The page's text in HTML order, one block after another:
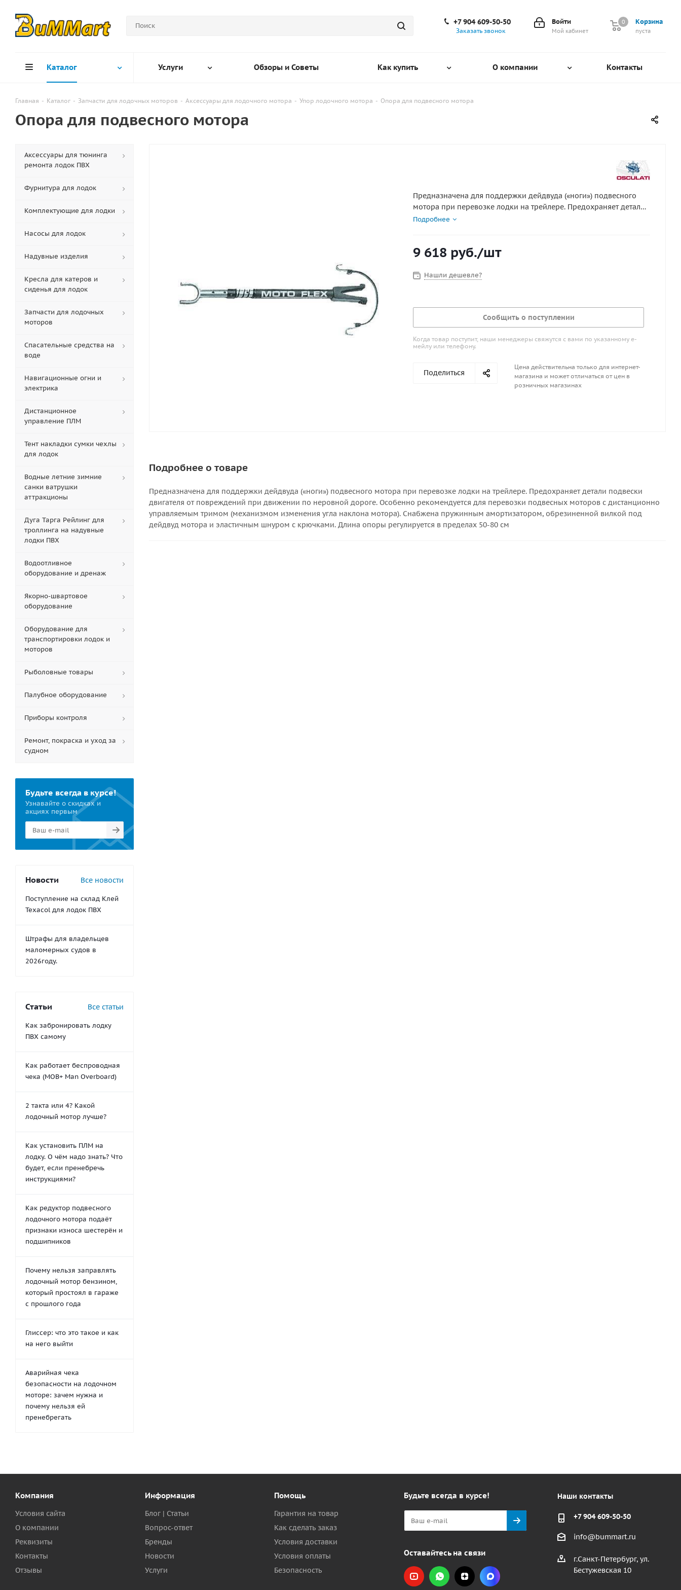
Корзина
0
пуста
0
Войти
Мой кабинет
+7 904 609-50-50
Заказать звонок
Каталог Услуги Обзоры и Советы Как купить О компании Контакты
Главная - Каталог - Запчасти для лодочных моторов - Аксессуары для лодочного мотора - Упор лодочного мотора - Опора для подвесного мотора
Опора для подвесного мотора
Предназначена для поддержки дейдвуда («ноги») подвесного
мотора при перевозке лодки на трейлере. Предохраняет детали
подвески двигателя от повреждений при движении по неровной
изменения угла наклона мотора). Снабжена пружинным
амортизатором, обрезиненной вилкой под дейдвуд мотора и
эластичным шнуром с крючками. Длина опоры регулируется в
Подробнее
9 618 руб./шт
Нашли дешевле?
Сообщить о поступлении
Когда товар поступит, наши менеджеры свяжутся с вами по указанному е-
мейлу или телефону.
Поделиться
Цена действительна только для интернет-
магазина и может отличаться от цен в
розничных магазинах
Подробнее о товаре
Предназначена для поддержки дейдвуда («ноги») подвесного мотора при перевозке лодки на трейлере. Предохраняет детали подвески
двигателя от повреждений при движении по неровной дороге. Особенно рекомендуется для перевозки подвесных моторов с дистанционно
управляемым тримом (механизмом изменения угла наклона мотора). Снабжена пружинным амортизатором, обрезиненной вилкой под
дейдвуд мотора и эластичным шнуром с крючками. Длина опоры регулируется в пределах 50-80 см
Аксессуары для тюнинга
ремонта лодок ПВХ
Фурнитура для лодок
Комплектующие для лодки
Насосы для лодок
Надувные изделия
Кресла для катеров и
сиденья для лодок
Запчасти для лодочных
моторов
Спасательные средства на
воде
Навигационные огни и
электрика
Дистанционное
управление ПЛМ
Тент накладки сумки чехлы
для лодок
Водные летние зимние
санки ватрушки
аттракционы
Дуга Тарга Рейлинг для
троллинга на надувные
лодки ПВХ
Водоотливное
оборудование и дренаж
Якорно-швартовое
оборудование
Оборудование для
транспортировки лодок и
моторов
Рыболовные товары
Палубное оборудование
Приборы контроля
Ремонт, покраска и уход за
судном
Будьте всегда в курсе!
Узнавайте о скидках и
акциях первым
Новости Все новости
Поступление на склад Клей
Texacol для лодок ПВХ
Штрафы для владельцев
маломерных судов в
2026году.
Статьи Все статьи
Как забронировать лодку
ПВХ самому
Как работает беспроводная
чека (MOB+ Man Overboard)
2 такта или 4? Какой
лодочный мотор лучше?
Как установить ПЛМ на
лодку. О чём надо знать? Что
будет, если пренебречь
инструкциями?
Как редуктор подвесного
лодочного мотора подаёт
признаки износа шестерён и
подшипников
Почему нельзя заправлять
лодочный мотор бензином,
который простоял в гараже
с прошлого года
Глиссер: что это такое и как
на него выйти
Аварийная чека
безопасности на лодочном
моторе: зачем нужна и
почему нельзя ей
пренебрегать
Компания
Условия сайта
О компании
Реквизиты
Контакты
Отзывы
Информация
Блог | Статьи
Вопрос-ответ
Бренды
Новости
Услуги
Помощь
Гарантия на товар
Как сделать заказ
Условия доставки
Условия оплаты
Безопасность
Будьте всегда в курсе!
Оставайтесь на связи
Наши контакты
+7 904 609-50-50
info@bummart.ru
г.Санкт-Петербург, ул.
Бестужевская 10